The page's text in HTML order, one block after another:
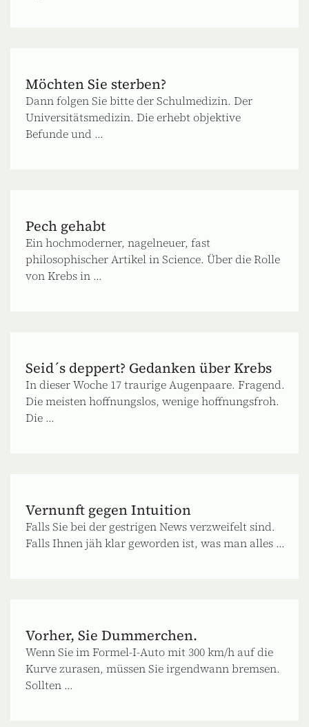
Möchten Sie sterben?
Dann folgen Sie bitte der Schulmedizin. Der
Universitätsmedizin. Die erhebt objektive
Befunde und ...
Pech gehabt
Ein hochmoderner, nagelneuer, fast
philosophischer Artikel in Science. Über die Rolle
von Krebs in ...
Seid´s deppert? Gedanken über Krebs
In dieser Woche 17 traurige Augenpaare. Fragend.
Die meisten hoffnungslos, wenige hoffnungsfroh.
Die ...
Vernunft gegen Intuition
Falls Sie bei der gestrigen News verzweifelt sind.
Falls Ihnen jäh klar geworden ist, was man alles ...
Vorher, Sie Dummerchen.
Wenn Sie im Formel-I-Auto mit 300 km/h auf die
Kurve zurasen, müssen Sie irgendwann bremsen.
Sollten ...